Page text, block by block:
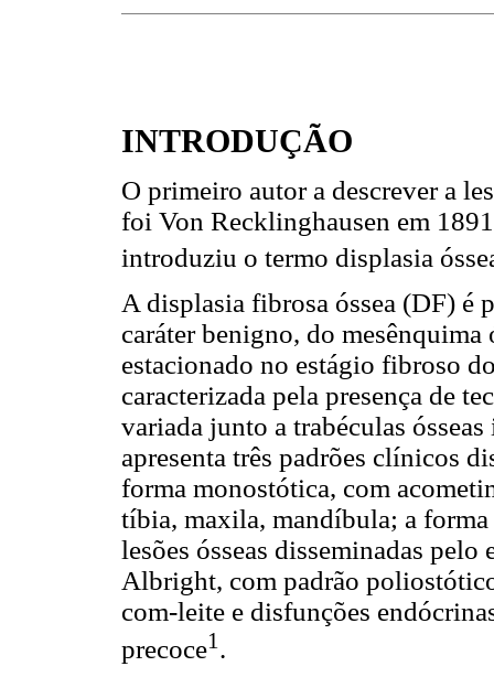
INTRODUÇÃO
O primeiro autor a descrever a
foi Von Recklinghausen em
introduziu o termo displasia
A displasia fibrosa óssea (DF) é
caráter benigno, do mesênquima
estacionado no estágio fibroso
caracterizada pela presença de
variada junto a trabéculas
apresenta três padrões clínicos
forma monostótica, com
tíbia, maxila, mandíbula; a
lesões ósseas disseminadas
Albright, com padrão
com-leite e disfunções
precoce1 .